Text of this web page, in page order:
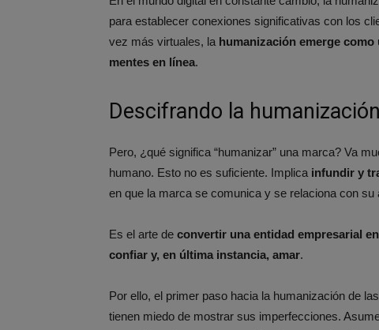
para establecer conexiones significativas con los
vez más virtuales, la humanización emerge
mentes en línea.
Descifrando la
Pero, ¿qué significa “humanizar” una marca? Va
humano. Esto no es suficiente. Implica infundir y
en que la marca se comunica y se relaciona con su
Es el arte de convertir una entidad empresarial
confiar y, en última instancia, amar.
Por ello, el primer paso hacia la humanización de
tienen miedo de mostrar sus imperfecciones.